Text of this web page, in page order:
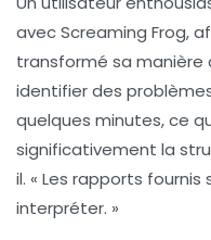
avecScreaming Frog,
transformé sa manière
identifier des
quelques minutes, ce
significativement la
il. « Les rapports
interpréter. »